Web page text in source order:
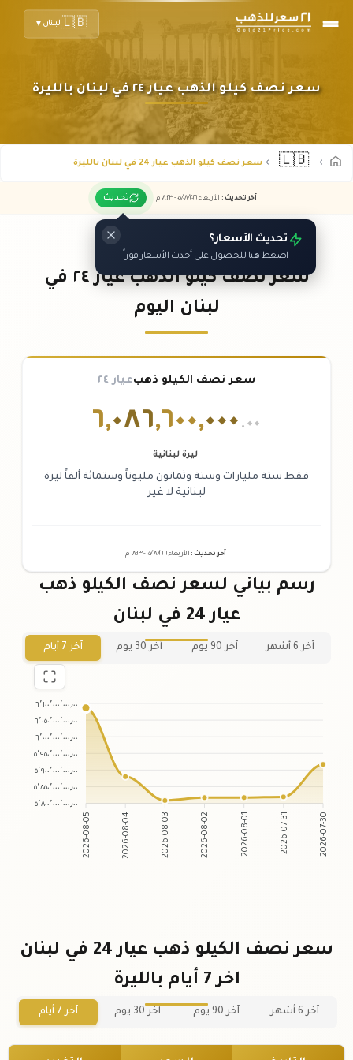
🇱🇧لبنان ▼
سعر نصف كيلو الذهب عيار ٢٤ في لبنان بالليرة
🇱🇧 سعر نصف كيلو الذهب عيار 24 في لبنان بالليرة
آخر تحديث : الأربعاء ٠٥ /٠٨/٢٠٢٦ - ٠٨:٢٣ م تحديث
تحديث الأسعار؟
اضغط هنا للحصول على أحدث الأسعار فوراً
سعر نصف كيلو الذهب عيار ٢٤ في
لبنان اليوم
سعر نصف الكيلو ذهبعيار ٢٤
٦,٠٨٦,٦٠٠,٠٠٠ .٠٠
ليرة لبنانية
فقط ستة مليارات وستة وثمانون مليوناً وستمائة ألفاً ليرة
لبنانية لا غير
آخر تحديث : الأربعاء ٠٥ /٠٨/٢٠٢٦ - ٠٨:٢٣م
رسم بياني لسعر نصف الكيلو ذهب
عيار 24 في لبنان
آخر 6 أشهر آخر 90 يوم آخر 30 يوم آخر 7 أيام
٦٬١٠٠٬٠٠٠٬٠٠٠٫٠٠
٦٬٠٥٠٬٠٠٠٬٠٠٠٫٠٠
٦٬٠٠٠٬٠٠٠٬٠٠٠٫٠٠
٥٬٩٥٠٬٠٠٠٬٠٠٠٫٠٠
٥٬٩٠٠٬٠٠٠٬٠٠٠٫٠٠
٥٬٨٥٠٬٠٠٠٬٠٠٠٫٠٠
٥٬٨٠٠٬٠٠٠٬٠٠٠٫٠٠
2026-08-05 2026-08-04 2026-08-03 2026-08-02 2026-08-01 2026-07-31 2026-07-30
سعر نصف الكيلو ذهب عيار 24 في لبنان
اخر 7 أيام بالليرة
آخر 6 أشهر آخر 90 يوم آخر 30 يوم آخر 7 أيام